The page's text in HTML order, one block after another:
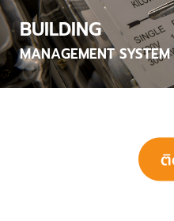
BUILDING
MANAGEMENT SYSTEM